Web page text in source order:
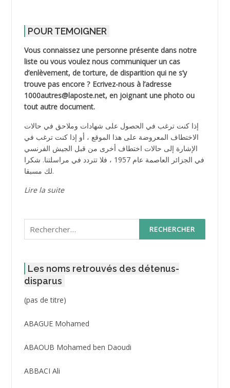
POUR TEMOIGNER
Vous connaissez une personne présente dans notre
liste ou vous voulez nous communiquer un cas
d’enlèvement, de torture, de disparition qui ne s’y
trouve pas encore ? Ecrivez-nous à l’adresse
1000autres@laposte.net, en joignant une photo ou
tout autre document.
إذا كنت ترغب في الحصول على شهادات وملاحق في حالات
الاختطاف المعروضة على هذا الموقع ، أو إذا كنت ترغب في
الإشارة إلى حالات اختطاف أخرى من قبل الجيش الفرنسي
في الجزائر العاصمة عام 1957 ، فلا تتردد في مراسلتنا. شكرا
لك مسبقا.
Lire la suite
Rechercher :
Les noms retrouvés des détenus-
disparus
(pas de titre)Post
3416
ABAGUE Mohamed
ABAOUB Mohamed ben Daoudi
ABBACI Ali